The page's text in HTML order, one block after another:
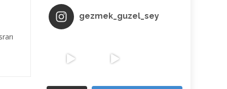
gezmek_guzel_sey